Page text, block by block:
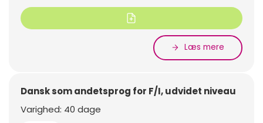
Læs mere
Dansk som andetsprog for F/I, udvidet niveau
Varighed: 40 dage